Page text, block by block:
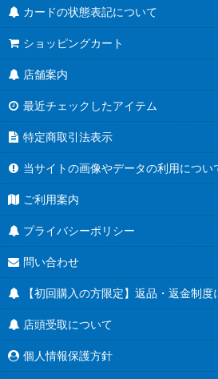
カードの状態表記について
ショッピングカート
店舗案内
最近チェックしたアイテム
特定商取引法表示
当サイトの画像やデータの利用につい
ご利用案内
プライバシーポリシー
問い合わせ
【初回購入の方限定】返品・返金制度
店頭受取について
個人情報保護方針